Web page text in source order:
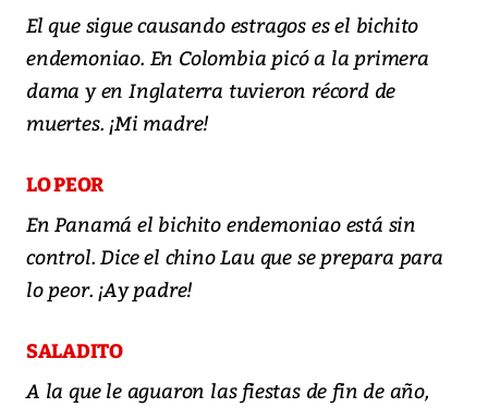
El que sigue causando estragos es el bichito
endemoniao. En Colombia picó a la primera
dama y en Inglaterra tuvieron récord de
muertes. ¡Mi madre!
LO PEOR
En Panamá el bichito endemoniao está sin
control. Dice el chino Lau que se prepara para
lo peor. ¡Ay padre!
SALADITO
A la que le aguaron las fiestas de fin de año,